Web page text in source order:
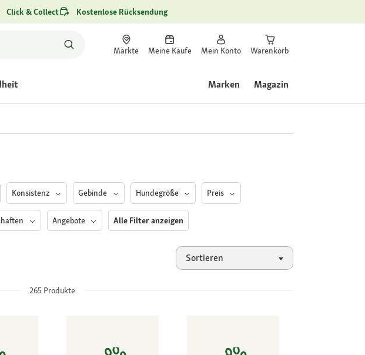
Click & Collect Kostenlose Rücksendung
Märkte Meine Käufe Mein Konto Warenkorb
Marken Magazin
Konsistenz Gebinde Hundegröße Preis
Angebote Alle Filter anzeigen
Sortieren
265 Produkte